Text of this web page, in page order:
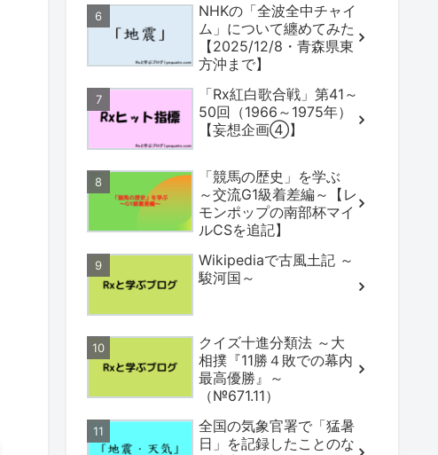
NHKの「全波全中チャイ
ム」について纏めてみた
【2025/12/8・青森県東
方沖まで】
「Rx紅白歌合戦」第41～
50回（1966～1975年）
【妄想企画④】
「競馬の歴史」を学ぶ
～交流G1級着差編～【レ
モンポップの南部杯マイ
ルCSを追記】
Wikipediaで古風土記 ～
駿河国～
クイズ十進分類法 ～大
相撲『11勝４敗での幕内
最高優勝』～
（№671.11）
全国の気象官署で「猛暑
日」を記録したことのな